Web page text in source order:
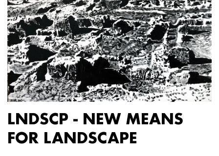
LNDSCP - NEW MEANS
FOR LANDSCAPE